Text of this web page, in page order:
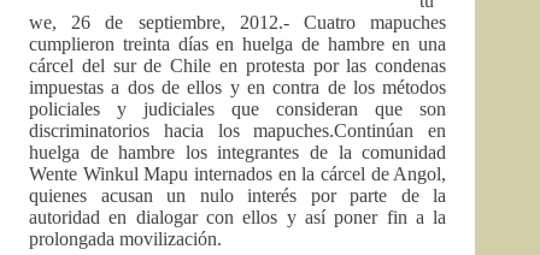
we, 26 de septiembre, 2012.- Cuatro mapuches
cumplieron treinta días en huelga de hambre en una
cárcel del sur de Chile en protesta por las condenas
impuestas a dos de ellos y en contra de los métodos
policiales y judiciales que consideran que son
discriminatorios hacia los mapuches.Continúan en
huelga de hambre los integrantes de la comunidad
Wente Winkul Mapu internados en la cárcel de Angol,
quienes acusan un nulo interés por parte de la
autoridad en dialogar con ellos y así poner fin a la
prolongada movilización.